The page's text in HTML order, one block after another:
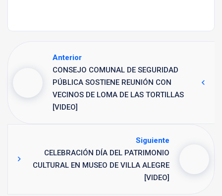
Anterior
CONSEJO COMUNAL DE SEGURIDAD
PÚBLICA SOSTIENE REUNIÓN CON
VECINOS DE LOMA DE LAS TORTILLAS
[VIDEO]
Siguiente
CELEBRACIÓN DÍA DEL PATRIMONIO
CULTURAL EN MUSEO DE VILLA ALEGRE
[VIDEO]